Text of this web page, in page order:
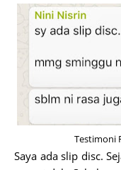
Testimoni
Saya ada slip disc.